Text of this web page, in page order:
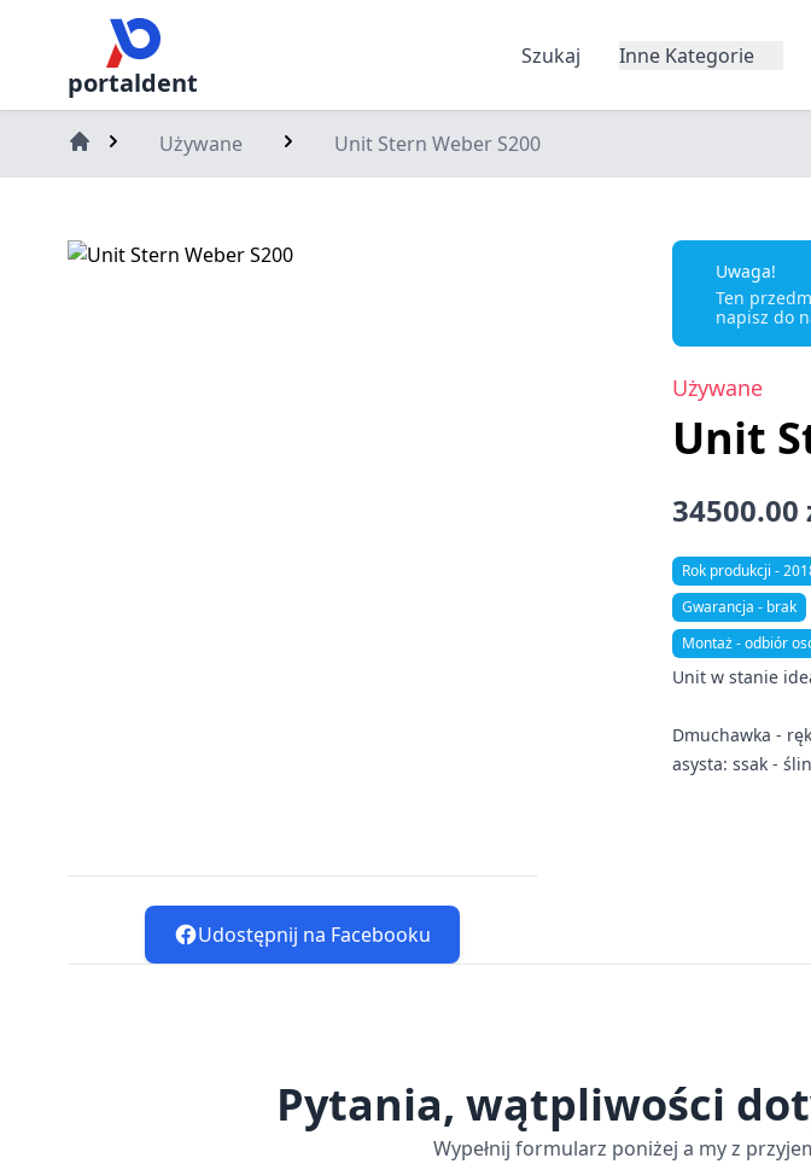
portaldent
Szukaj Inne Kategorie
Używane Unit Stern Weber S200
Udostępnij na Facebooku
Uwaga!
Ten
napisz do
Używane
Unit
34500.00
Rok produkcji -
Gwarancja - brak
Montaż - odbiór
Unit w stanie
Dmuchawka -
asysta: ssak -
Pytania, wątpliwości
Wypełnij formularz poniżej a my z